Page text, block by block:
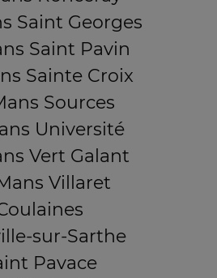
Saint Georges
Saint Pavin
Sainte Croix
Sources
Université
Vert Galant
Villaret
sur-Sarthe
Pavace